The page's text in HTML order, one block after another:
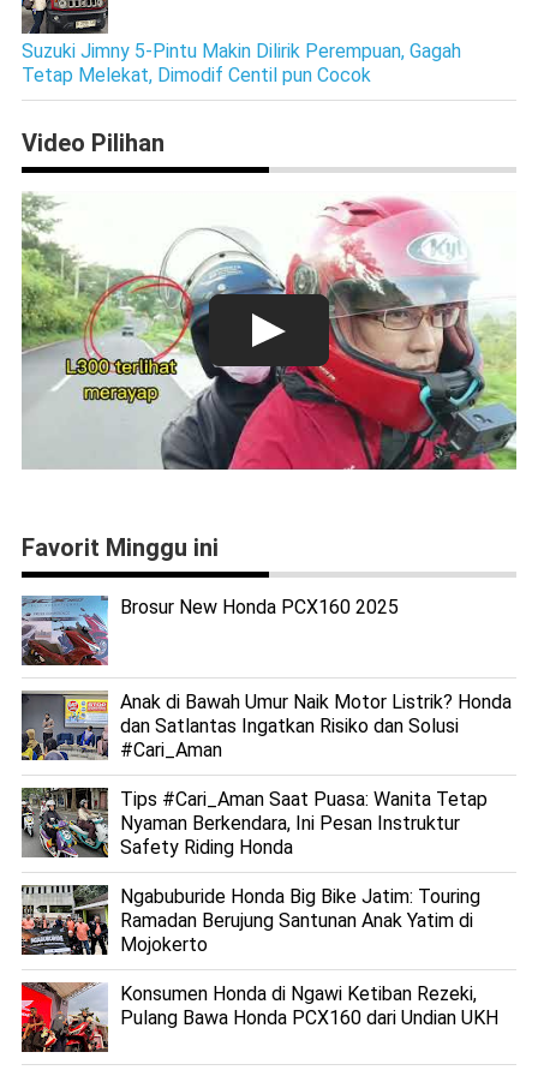
Suzuki Jimny 5-Pintu Makin Dilirik Perempuan, Gagah
Tetap Melekat, Dimodif Centil pun Cocok
Video Pilihan
Favorit Minggu ini
Brosur New Honda PCX160 2025
Anak di Bawah Umur Naik Motor Listrik? Honda
dan Satlantas Ingatkan Risiko dan Solusi
#Cari_Aman
Tips #Cari_Aman Saat Puasa: Wanita Tetap
Nyaman Berkendara, Ini Pesan Instruktur
Safety Riding Honda
Ngabuburide Honda Big Bike Jatim: Touring
Ramadan Berujung Santunan Anak Yatim di
Mojokerto
Konsumen Honda di Ngawi Ketiban Rezeki,
Pulang Bawa Honda PCX160 dari Undian UKH